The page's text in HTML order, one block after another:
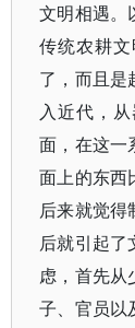
文明相遇。
传统农耕
了，而且是
入近代，
面，在这一
面上的东西
后来就觉
后就引起
虑，首先从
子、官员以